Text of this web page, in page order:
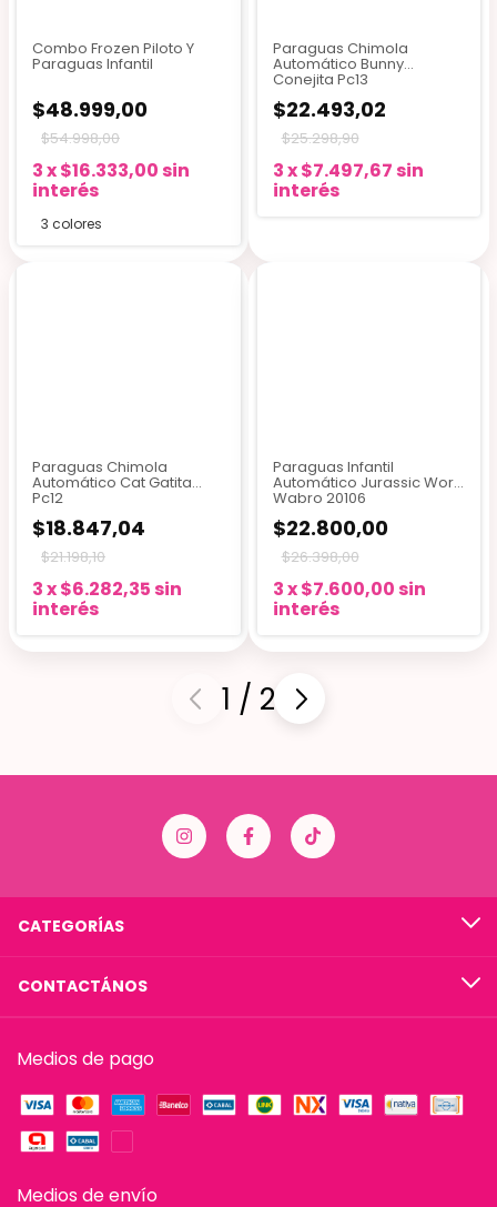
Combo Frozen Piloto Y
Paraguas Infantil
$48.999,00
$54.998,00
3x$16.333,00 sin
interés
3 colores
Paraguas Chimola
Automático Bunny
Conejita Pc13
$22.493,02
$25.298,90
3x$7.497,67 sin
interés
Paraguas Chimola
Automático Cat Gatita
Pc12
$18.847,04
$21.198,10
3x$6.282,35 sin
interés
Paraguas Infantil
Automático Jurassic Word
Wabro 20106
$22.800,00
$26.398,00
3x$7.600,00 sin
interés
1 / 2
CATEGORÍAS
CONTACTÁNOS
Medios de pago
Medios de envío